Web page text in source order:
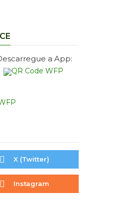
a App:
X (Twitter)
Instagram